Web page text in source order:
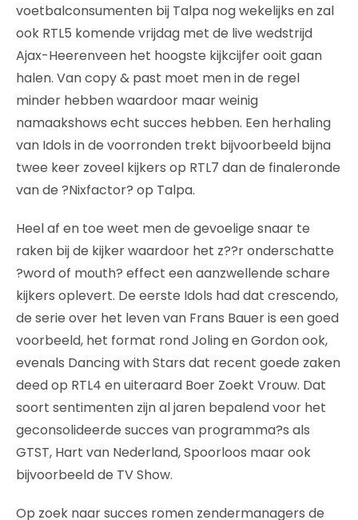
voetbalconsumenten bij Talpa nog wekelijks en zal
ook RTL5 komende vrijdag met de live wedstrijd
Ajax-Heerenveen het hoogste kijkcijfer ooit gaan
halen. Van copy & past moet men in de regel
minder hebben waardoor maar weinig
namaakshows echt succes hebben. Een herhaling
van Idols in de voorronden trekt bijvoorbeeld bijna
twee keer zoveel kijkers op RTL7 dan de finaleronde
van de ?Nixfactor? op Talpa.
Heel af en toe weet men de gevoelige snaar te
raken bij de kijker waardoor het z??r onderschatte
?word of mouth? effect een aanzwellende schare
kijkers oplevert. De eerste Idols had dat crescendo,
de serie over het leven van Frans Bauer is een goed
voorbeeld, het format rond Joling en Gordon ook,
evenals Dancing with Stars dat recent goede zaken
deed op RTL4 en uiteraard Boer Zoekt Vrouw. Dat
soort sentimenten zijn al jaren bepalend voor het
geconsolideerde succes van programma?s als
GTST, Hart van Nederland, Spoorloos maar ook
bijvoorbeeld de TV Show.
Op zoek naar succes romen zendermanagers de